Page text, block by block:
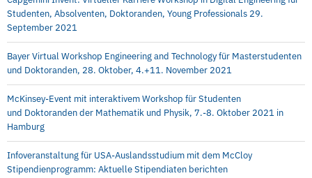
Studenten, Absolventen, Doktoranden, Young Professionals 29.
September 2021
Bayer Virtual Workshop Engineering and Technology für Masterstudenten
und Doktoranden, 28. Oktober, 4.+11. November 2021
McKinsey-Event mit interaktivem Workshop für Studenten
und Doktoranden der Mathematik und Physik, 7.-8. Oktober 2021 in
Hamburg
Infoveranstaltung für USA-Auslandsstudium mit dem McCloy
Stipendienprogramm: Aktuelle Stipendiaten berichten